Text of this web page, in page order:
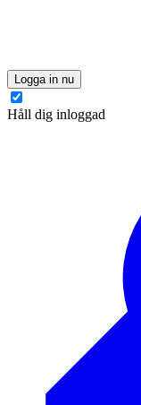
Logga in nu
Håll dig inloggad